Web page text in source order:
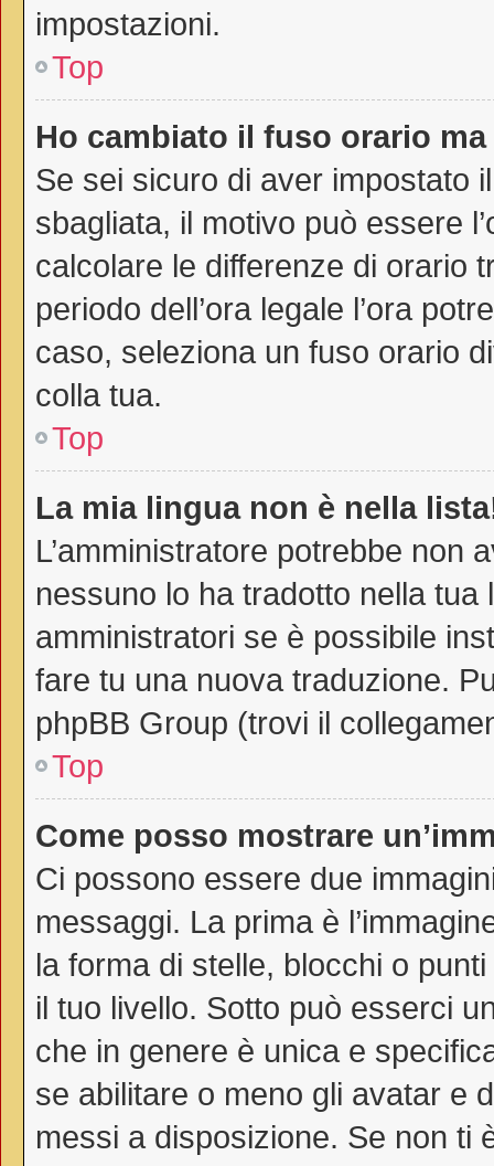
impostazioni.
Top
Ho cambiato il fuso orario
Se sei sicuro di aver impostato
sbagliata, il motivo può essere
calcolare le differenze di orario
periodo dell’ora legale l’ora
caso, seleziona un fuso orario
colla tua.
Top
La mia lingua non è nella
L’amministratore potrebbe non
nessuno lo ha tradotto nella
amministratori se è possibile
fare tu una nuova traduzione.
phpBB Group (trovi il
Top
Come posso mostrare
Ci possono essere due
messaggi. La prima è
la forma di stelle, blocchi o
il tuo livello. Sotto può esserci
che in genere è unica e
se abilitare o meno gli avatar e
messi a disposizione. Se non ti